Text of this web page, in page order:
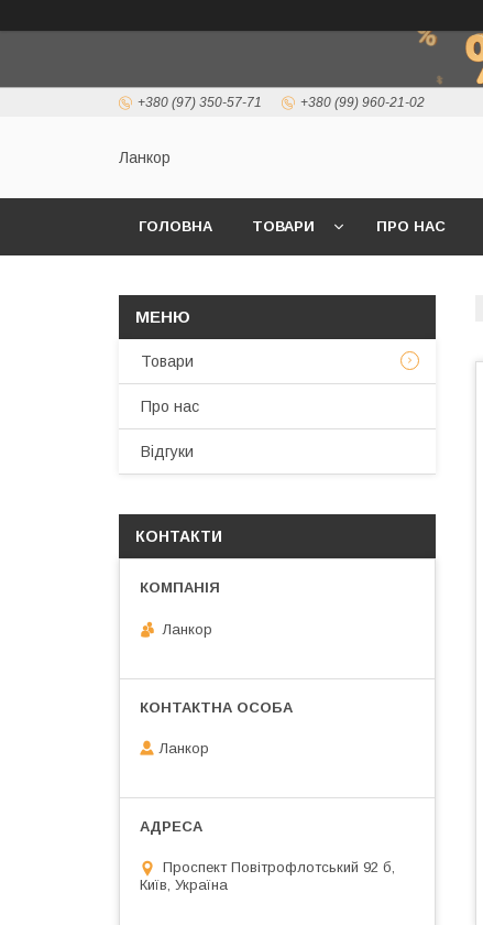
+380 (97) 350-57-71 +380 (99) 960-21-02
Ланкор
ГОЛОВНА ТОВАРИ ПРО НАС
Товари
Про нас
Відгуки
КОНТАКТИ
Ланкор
Ланкор
Проспект Повітрофлотський 92 б,
Київ, Україна